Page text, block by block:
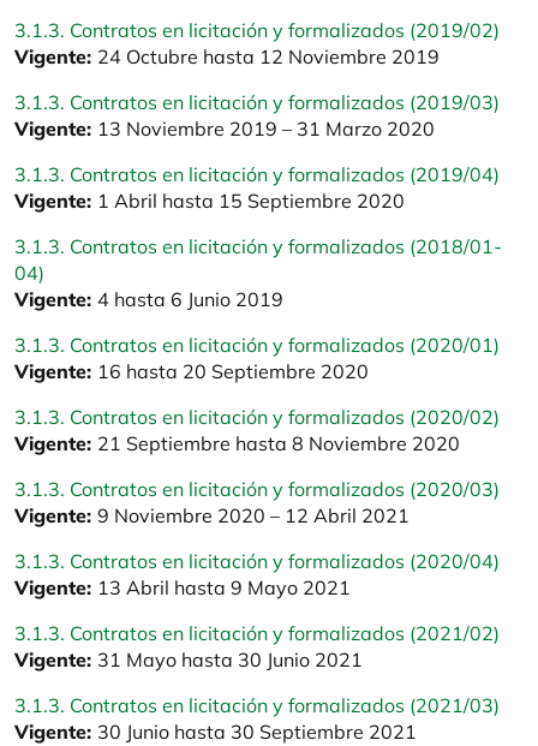
3.1.3. Contratos en licitación y formalizados (2019/02)
Vigente: 24 Octubre hasta 12 Noviembre 2019
3.1.3. Contratos en licitación y formalizados (2019/03)
Vigente: 13 Noviembre 2019 – 31 Marzo 2020
3.1.3. Contratos en licitación y formalizados (2019/04)
Vigente: 1 Abril hasta 15 Septiembre 2020
3.1.3. Contratos en licitación y formalizados (2018/01-
04)
Vigente: 4 hasta 6 Junio 2019
3.1.3. Contratos en licitación y formalizados (2020/01)
Vigente: 16 hasta 20 Septiembre 2020
3.1.3. Contratos en licitación y formalizados (2020/02)
Vigente: 21 Septiembre hasta 8 Noviembre 2020
3.1.3. Contratos en licitación y formalizados (2020/03)
Vigente: 9 Noviembre 2020 – 12 Abril 2021
3.1.3. Contratos en licitación y formalizados (2020/04)
Vigente: 13 Abril hasta 9 Mayo 2021
3.1.3. Contratos en licitación y formalizados (2021/02)
Vigente: 31 Mayo hasta 30 Junio 2021
3.1.3. Contratos en licitación y formalizados (2021/03)
Vigente: 30 Junio hasta 30 Septiembre 2021